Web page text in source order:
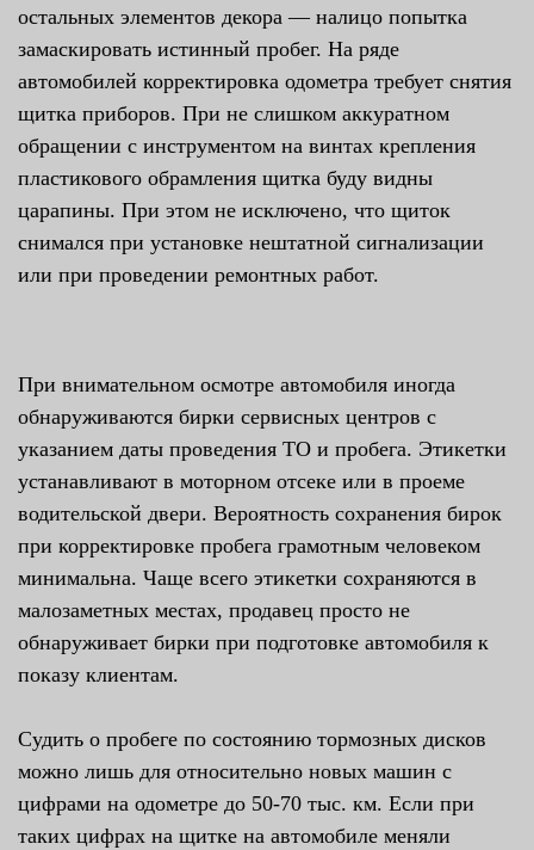
остальных элементов декора — налицо попытка
замаскировать истинный пробег. На ряде
автомобилей корректировка одометра требует снятия
щитка приборов. При не слишком аккуратном
обращении с инструментом на винтах крепления
пластикового обрамления щитка буду видны
царапины. При этом не исключено, что щиток
снимался при установке нештатной сигнализации
или при проведении ремонтных работ.
При внимательном осмотре автомобиля иногда
обнаруживаются бирки сервисных центров с
указанием даты проведения ТО и пробега. Этикетки
устанавливают в моторном отсеке или в проеме
водительской двери. Вероятность сохранения бирок
при корректировке пробега грамотным человеком
минимальна. Чаще всего этикетки сохраняются в
малозаметных местах, продавец просто не
обнаруживает бирки при подготовке автомобиля к
показу клиентам.
Судить о пробеге по состоянию тормозных дисков
можно лишь для относительно новых машин с
цифрами на одометре до 50-70 тыс. км. Если при
таких цифрах на щитке на автомобиле меняли